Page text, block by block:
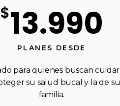
$13.990
PLANES DESDE
para quienes buscan cuidar
su salud bucal y la de su
familia.